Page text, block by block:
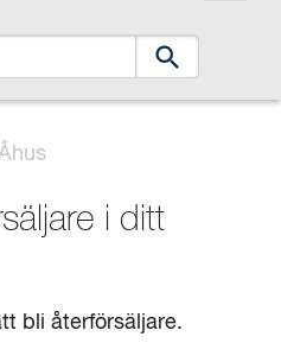
i ditt
bli återförsäljare.